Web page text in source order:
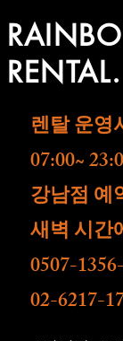
RENTAL.
렌탈 운영
07:00~
강남점 예
새벽 시간
0507-
02-6217-